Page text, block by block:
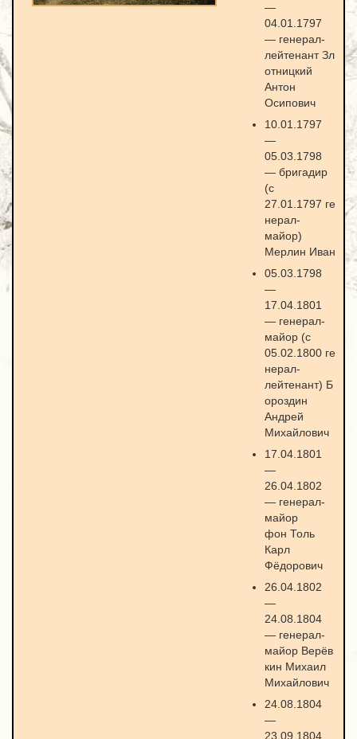
—
04.01.1797
— генерал-
лейтенант Зл
отницкий
Антон
Осипович
10.01.1797
—
05.03.1798
— бригадир
(с
27.01.1797 ге
нерал-
майор)
Мерлин Иван
05.03.1798
—
17.04.1801
— генерал-
майор (с
05.02.1800 ге
нерал-
лейтенант) Б
ороздин
Андрей
Михайлович
17.04.1801
—
26.04.1802
— генерал-
майор
фон Толь
Карл
Фёдорович
26.04.1802
—
24.08.1804
— генерал-
майор Верёв
кин Михаил
Михайлович
24.08.1804
—
23.09.1804